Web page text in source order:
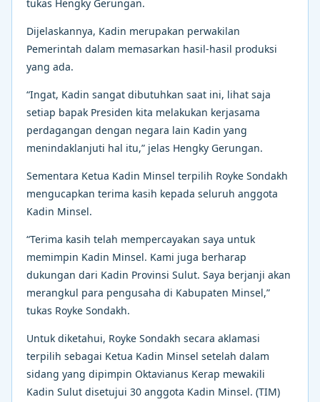
tukas Hengky Gerungan.
Dijelaskannya, Kadin merupakan perwakilan
Pemerintah dalam memasarkan hasil-hasil produksi
yang ada.
“Ingat, Kadin sangat dibutuhkan saat ini, lihat saja
setiap bapak Presiden kita melakukan kerjasama
perdagangan dengan negara lain Kadin yang
menindaklanjuti hal itu,” jelas Hengky Gerungan.
Sementara Ketua Kadin Minsel terpilih Royke Sondakh
mengucapkan terima kasih kepada seluruh anggota
Kadin Minsel.
“Terima kasih telah mempercayakan saya untuk
memimpin Kadin Minsel. Kami juga berharap
dukungan dari Kadin Provinsi Sulut. Saya berjanji akan
merangkul para pengusaha di Kabupaten Minsel,”
tukas Royke Sondakh.
Untuk diketahui, Royke Sondakh secara aklamasi
terpilih sebagai Ketua Kadin Minsel setelah dalam
sidang yang dipimpin Oktavianus Kerap mewakili
Kadin Sulut disetujui 30 anggota Kadin Minsel. (TIM)